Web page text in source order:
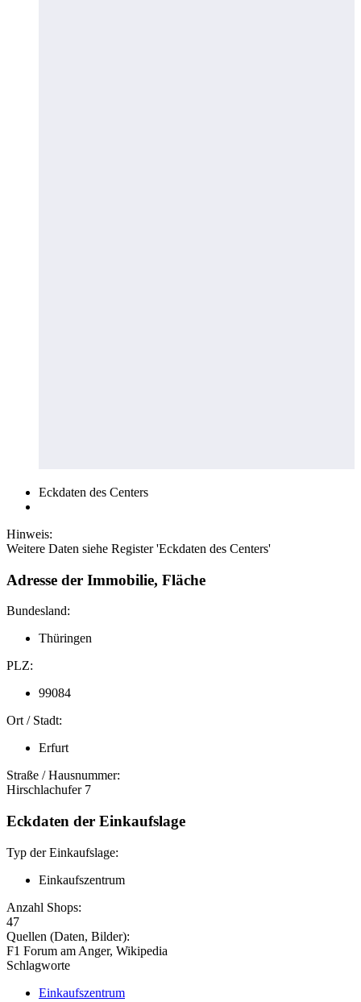
Eckdaten des Centers
Hinweis:
Weitere Daten siehe Register 'Eckdaten des Centers'
Adresse der Immobilie, Fläche
Bundesland:
Thüringen
PLZ:
99084
Ort / Stadt:
Erfurt
Straße / Hausnummer:
Hirschlachufer 7
Eckdaten der Einkaufslage
Typ der Einkaufslage:
Einkaufszentrum
Anzahl Shops:
47
Quellen (Daten, Bilder):
F1 Forum am Anger, Wikipedia
Schlagworte
Einkaufszentrum